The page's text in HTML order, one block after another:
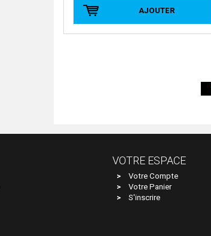
AJOUTER
VOTRE ESPACE
Votre Compte
Votre Panier
S'inscrire